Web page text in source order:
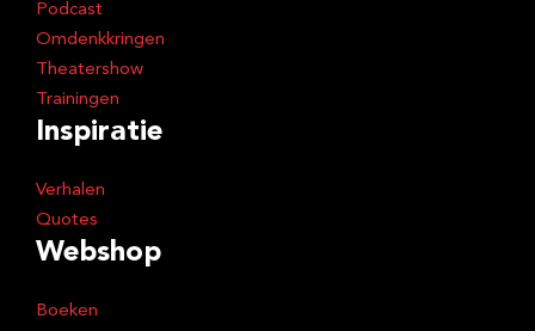
Podcast
Omdenkkringen
Theatershow
Trainingen
Inspiratie
Verhalen
Quotes
Webshop
Boeken